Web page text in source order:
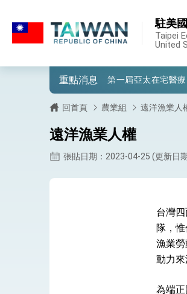
駐美
Taipei
United
重點消息
外交部重要言論
第一屆亞太在宅醫
外交部發布WHA文
總統出訪史瓦帝尼
堅定走向世界 賴總
總統與五院院長新
台美貿易協議完成
臺美簽署「對等貿
回首頁 農業組 遠洋漁業人
遠洋漁業人權
張貼日期：2023-04-25 (更新日
台灣
隊，
漁業
動力來
為端